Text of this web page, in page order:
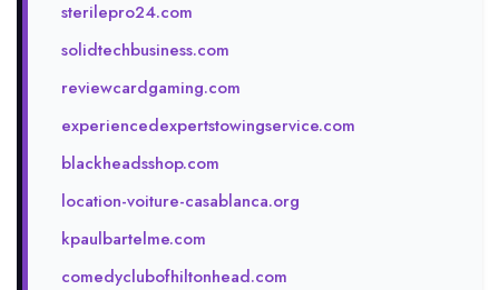
sterilepro24.com
solidtechbusiness.com
reviewcardgaming.com
experiencedexpertstowingservice.com
blackheadsshop.com
location-voiture-casablanca.org
kpaulbartelme.com
comedyclubofhiltonhead.com